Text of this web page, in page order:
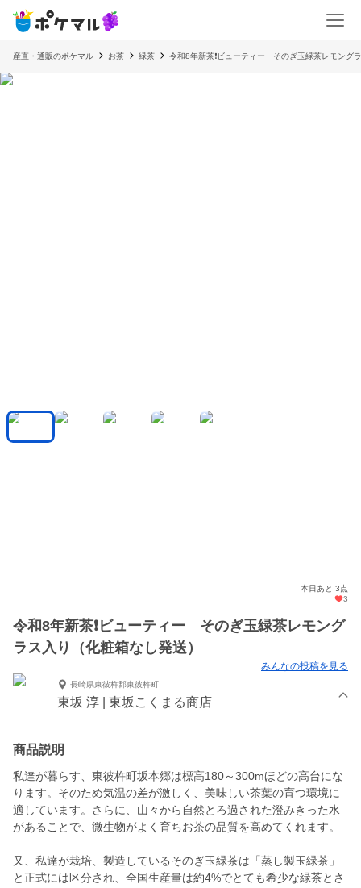
産直・通販のポケマル お茶 緑茶 令和8年新茶❗️ビューティー そのぎ玉緑茶レモング
本日あと 3点
3
令和8年新茶❗️ビューティー そのぎ玉緑茶レモング
ラス入り（化粧箱なし発送）
みんなの投稿を見る
長崎県東彼杵郡東彼杵町
東坂 淳 | 東坂こくまる商店
商品説明
私達が暮らす、東彼杵町坂本郷は標高180～300mほどの高台にな
ります。そのため気温の差が激しく、美味しい茶葉の育つ環境に
適しています。さらに、山々から自然とろ過された澄みきった水
があることで、微生物がよく育ちお茶の品質を高めてくれます。
又、私達が栽培、製造しているそのぎ玉緑茶は「蒸し製玉緑茶」
と正式には区分され、全国生産量は約4%でとても希少な緑茶とさ